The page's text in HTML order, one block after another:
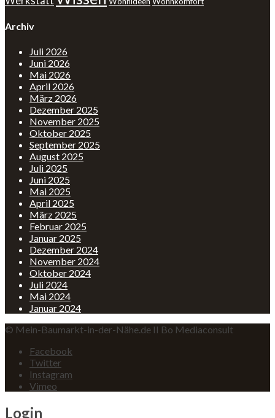
Archiv
Juli 2026
Juni 2026
Mai 2026
April 2026
März 2026
Dezember 2025
November 2025
Oktober 2025
September 2025
August 2025
Juli 2025
Juni 2025
Mai 2025
April 2025
März 2025
Februar 2025
Januar 2025
Dezember 2024
November 2024
Oktober 2024
Juli 2024
Mai 2024
Januar 2024
© Mein-Baumarkt-in-der-Nähe.de II Bo Mediaconsult
Facebook
Twitter
Instagram
Vimeo
Login